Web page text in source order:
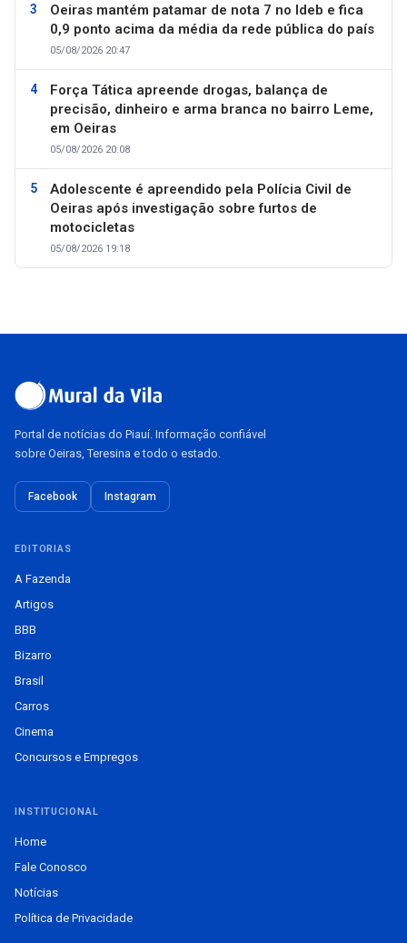
Oeiras mantém patamar de nota 7 no Ideb e fica
0,9 ponto acima da média da rede pública do país
05/08/2026 20:47
Força Tática apreende drogas, balança de
precisão, dinheiro e arma branca no bairro Leme,
em Oeiras
05/08/2026 20:08
Adolescente é apreendido pela Polícia Civil de
Oeiras após investigação sobre furtos de
motocicletas
05/08/2026 19:18
Portal de notícias do Piauí. Informação confiável
sobre Oeiras, Teresina e todo o estado.
Facebook Instagram
EDITORIAS
A Fazenda
Artigos
BBB
Bizarro
Brasil
Carros
Cinema
Concursos e Empregos
INSTITUCIONAL
Home
Fale Conosco
Notícias
Política de Privacidade